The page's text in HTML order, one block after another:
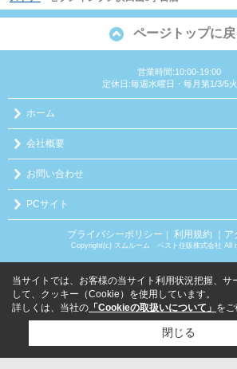
ページトップに戻
営業時間:10:00-19:00
定休日:毎週水曜日・毎月第1/3/5
ホーム
会社概要
お問い合わせ
PCサイト
プライバシーポリシー ｜ 利用規約 ｜
Copyright(c) スムルーム ベスト住販株式会社 All
当サイトでは、お客様の当サイト利用状況把握、サ
して、クッキー（Cookie）を使用しています。
詳しくは、当社の 「Cookieの取扱いについて」 をご
閉じる